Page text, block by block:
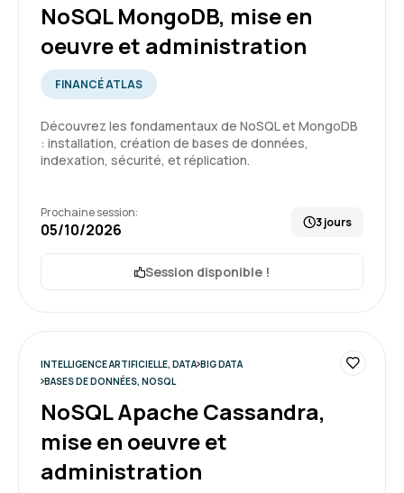
Formation : SQL : Les fondamentaux
Charles K. Le 26/06/2026
Formation : SQL : Les fondamentaux
Delphine C. Le 25/06/2026
très intéressante, bon équilibre entre la théorie
NoSQL MongoDB, mise en
oeuvre et administration
FINANCÉ ATLAS
Découvrez les fondamentaux de NoSQL et MongoDB
: installation, création de bases de données,
indexation, sécurité, et réplication.
Prochaine session:
05/10/2026 3 jours
Session disponible !
INTELLIGENCE ARTIFICIELLE, DATA BIG DATA
BASES DE DONNÉES, NOSQL
NoSQL Apache Cassandra,
mise en oeuvre et
administration